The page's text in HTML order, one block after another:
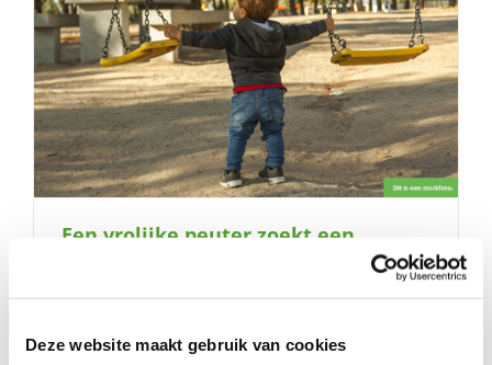
Deze website maakt gebruik van cookies
Een vrolijke peuter zoekt een